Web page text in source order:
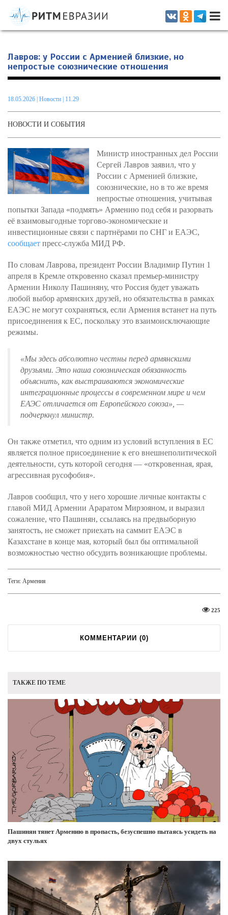
Информационно-аналитическое издание, посвященное актуальным
проблемам интеграции на постсоветском пространстве
Лавров: у России с Арменией близкие, но
непростые союзнические отношения
18.05.2026 Новости | 11.29
НОВОСТИ И СОБЫТИЯ
Министр иностранных дел России
Сергей Лавров заявил, что у
России с Арменией близкие,
союзнические, но в то же время
непростые отношения, учитывая
попытки Запада «подмять» Армению под себя и разорвать
её взаимовыгодные торгово-экономические и
инвестиционные связи с партнёрами по СНГ и ЕАЭС,
сообщает пресс-служба МИД РФ.
По словам Лаврова, президент России Владимир Путин 1
апреля в Кремле откровенно сказал премьер-министру
Армении Николу Пашиняну, что Россия будет уважать
любой выбор армянских друзей, но обязательства в рамках
ЕАЭС не могут сохраняться, если Армения встанет на путь
присоединения к ЕС, поскольку это взаимоисключающие
режимы.
«Мы здесь абсолютно честны перед армянскими
друзьями. Это наша союзническая обязанность
объяснить, как выстраиваются экономические
интеграционные процессы в современном мире и чем
ЕАЭС отличается от Европейского союза» , —
подчеркнул министр.
Он также отметил, что одним из условий вступления в ЕС
является полное присоединение к его внешнеполитической
деятельности, суть которой сегодня — «откровенная, ярая,
агрессивная русофобия».
Лавров сообщил, что у него хорошие личные контакты с
главой МИД Армении Араратом Мирзояном, и выразил
сожаление, что Пашинян, ссылаясь на предвыборную
занятость, не сможет приехать на саммит ЕАЭС в
Казахстане в конце мая, который был бы оптимальной
возможностью честно обсудить возникающие проблемы.
Теги: Армения
225
КОММЕНТАРИИ (0)
ТАКЖЕ ПО ТЕМЕ
Пашинян тянет Армению в пропасть, безуспешно пытаясь усидеть на
двух стульях